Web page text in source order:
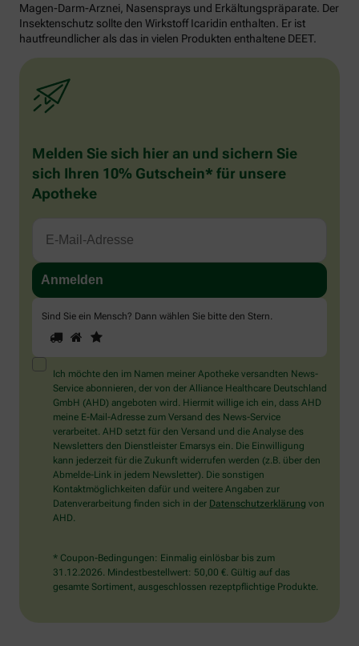
Magen-Darm-Arznei, Nasensprays und Erkältungspräparate. Der
Insektenschutz sollte den Wirkstoff Icaridin enthalten. Er ist
hautfreundlicher als das in vielen Produkten enthaltene DEET.
Melden Sie sich hier an und sichern Sie
sich Ihren 10% Gutschein* für unsere
Apotheke
Sind Sie ein Mensch? Dann wählen Sie bitte den Stern.
Sind
Sie
ein
Mensch?
Dann
wählen
Sie
bitte
den
Stern.
1 2
Ich möchte den im Namen meiner Apotheke versandten News-
Service abonnieren, der von der Alliance Healthcare Deutschland
GmbH (AHD) angeboten wird. Hiermit willige ich ein, dass AHD
meine E-Mail-Adresse zum Versand des News-Service
verarbeitet. AHD setzt für den Versand und die Analyse des
Newsletters den Dienstleister Emarsys ein. Die Einwilligung
kann jederzeit für die Zukunft widerrufen werden (z.B. über den
Abmelde-Link in jedem Newsletter). Die sonstigen
Kontaktmöglichkeiten dafür und weitere Angaben zur
Datenverarbeitung finden sich in der Datenschutzerklärung von
AHD.
* Coupon-Bedingungen: Einmalig einlösbar bis zum
31.12.2026. Mindestbestellwert: 50,00 €. Gültig auf das
gesamte Sortiment, ausgeschlossen rezeptpflichtige Produkte.